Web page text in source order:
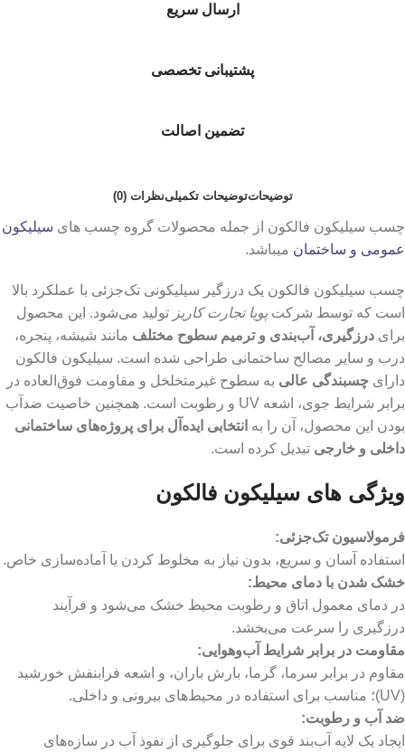
ارسال سریع
پشتیبانی تخصصی
تضمین اصالت
توضیحاتتوضیحات تکمیلینظرات (0)
چسب سیلیکون فالکون از جمله محصولات گروه چسب های سیلیکون
عمومی و ساختمان میباشد.
چسب سیلیکون فالکون یک درزگیر سیلیکونی تک‌جزئی با عملکرد بالا
است که توسط شرکت پویا تجارت کاریز تولید می‌شود. این محصول
برای درزگیری، آب‌بندی و ترمیم سطوح مختلف مانند شیشه، پنجره،
درب و سایر مصالح ساختمانی طراحی شده است. سیلیکون فالکون
دارای چسبندگی عالی به سطوح غیرمتخلخل و مقاومت فوق‌العاده در
برابر شرایط جوی، اشعه UV و رطوبت است. همچنین خاصیت ضدآب
بودن این محصول، آن را به انتخابی ایده‌آل برای پروژه‌های ساختمانی
داخلی و خارجی تبدیل کرده است.
ویژگی های سیلیکون فالکون
فرمولاسیون تک‌جزئی:
استفاده آسان و سریع، بدون نیاز به مخلوط کردن یا آماده‌سازی خاص.
خشک شدن با دمای محیط:
در دمای معمول اتاق و رطوبت محیط خشک می‌شود و فرآیند
درزگیری را سرعت می‌بخشد.
مقاومت در برابر شرایط آب‌وهوایی:
مقاوم در برابر سرما، گرما، بارش باران، و اشعه فرابنفش خورشید
(UV)؛ مناسب برای استفاده در محیط‌های بیرونی و داخلی.
ضد آب و رطوبت:
ایجاد یک لایه آب‌بند قوی برای جلوگیری از نفوذ آب در سازه‌های